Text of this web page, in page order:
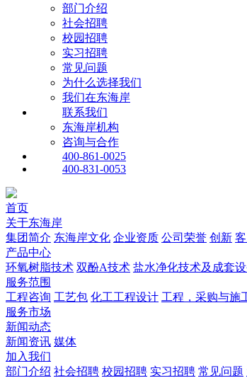
部门介绍
社会招聘
校园招聘
实习招聘
常见问题
为什么选择我们
我们在东海岸
联系我们
东海岸机构
咨询与合作
400-861-0025
400-831-0053
首页
关于东海岸
集团简介 东海岸文化 企业资质 公司荣誉 创新
产品中心
环氧树脂技术 双酚A技术 盐水净化技术及成套
服务范围
工程咨询 工艺包 化工工程设计 工程，采购与施
服务市场
新闻动态
新闻资讯 媒体
加入我们
部门介绍 社会招聘 校园招聘 实习招聘 常见问题